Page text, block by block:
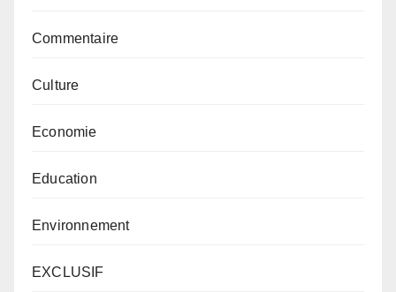
Commentaire
Culture
Economie
Education
Environnement
EXCLUSIF